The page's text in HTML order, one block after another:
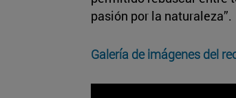
pasión por la naturaleza”.
Galería de imágenes del